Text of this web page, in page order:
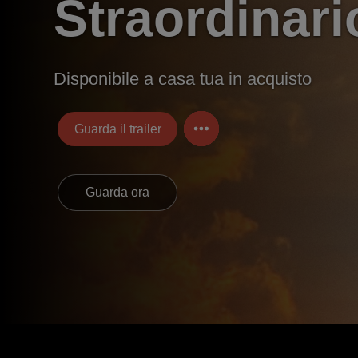
Disponibile a casa tua in acquisto
Guarda il trailer